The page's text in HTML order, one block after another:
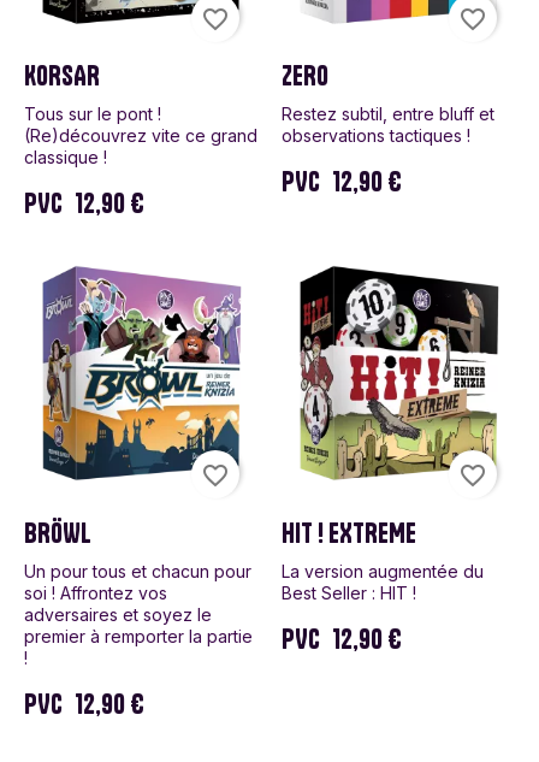
KORSAR
Tous sur le pont !
(Re)découvrez vite ce grand
classique !
PVC 12,90 €
favorite_border
ZERO
Restez subtil, entre bluff et
observations tactiques !
PVC 12,90 €
favorite_border
BRÖWL
Un pour tous et chacun pour
soi ! Affrontez vos
adversaires et soyez le
premier à remporter la partie
!
PVC 12,90 €
favorite_border
HIT ! EXTREME
La version augmentée du
Best Seller : HIT !
PVC 12,90 €
favorite_border